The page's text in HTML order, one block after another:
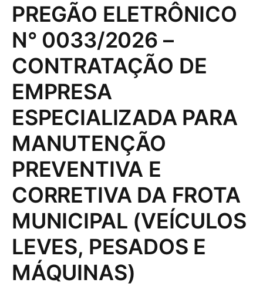
PREGÃO ELETRÔNICO
N° 0033/2026 –
CONTRATAÇÃO DE
EMPRESA
ESPECIALIZADA PARA
MANUTENÇÃO
PREVENTIVA E
CORRETIVA DA FROTA
MUNICIPAL (VEÍCULOS
LEVES, PESADOS E
MÁQUINAS)